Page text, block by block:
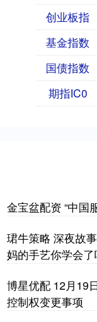
创业板指
基金指数
国债指数
期指IC0
金宝盆配资 “中国
珺牛策略 深夜故
妈的手艺你学会了
博星优配 12月19
控制权变更事项